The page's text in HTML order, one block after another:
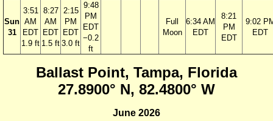
Sun
31
3:51
AM
EDT
1.9 ft
8:27
AM
EDT
1.5 ft
2:15
PM
EDT
3.0 ft
9:48
PM
EDT
−0.2
ft
Full
Moon
6:34 AM
EDT
8:21
PM
EDT
9:02
EDT
Ballast Point, Tampa, Florida
27.8900° N, 82.4800° W
June 2026